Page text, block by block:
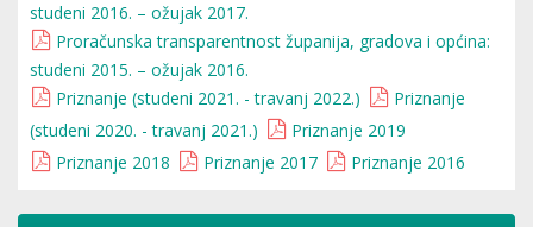
studeni 2016. – ožujak 2017.
Proračunska transparentnost županija, gradova i općina:
studeni 2015. – ožujak 2016.
Priznanje (studeni 2021. - travanj 2022.)
Priznanje
(studeni 2020. - travanj 2021.)
Priznanje 2019
Priznanje 2018
Priznanje 2017 Priznanje 2016